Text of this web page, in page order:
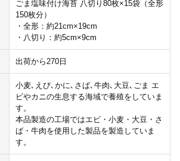
ごま塩味付け海苔 八切り80枚×15袋（全形
150枚分）
・全形：約21cm×19cm
・八切り：約5cm×9cm
出荷から270日
小麦､えび､かに､さば､牛肉､大豆､ごま エ
ビやカニの生息する海域で養殖をしていま
す。
本品製造の工場ではエビ・小麦・大豆・さ
ば・牛肉を使用した製品を製造していま
す。